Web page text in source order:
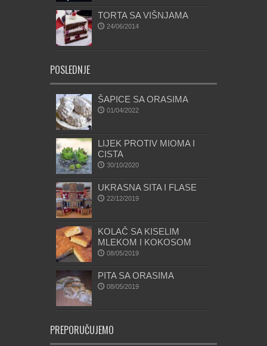
TORTA SA VIŠNJAMA
24/06/2014
POSLEDNJE
ŠAPICE SA ORASIMA
01/04/2022
LIJEK PROTIV MIOMA I
CISTA
30/10/2020
UKRASNA SITA I FLASE
22/12/2019
KOLAČ SA KISELIM
MLEKOM I KOKOSOM
08/05/2019
PITA SA ORASIMA
08/05/2019
PREPORUČUJEMO